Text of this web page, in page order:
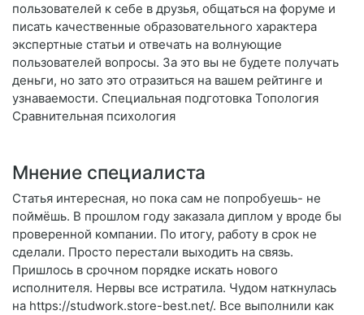
пользователей к себе в друзья, общаться на форуме и
писать качественные образовательного характера
экспертные статьи и отвечать на волнующие
пользователей вопросы. За это вы не будете получать
деньги, но зато это отразиться на вашем рейтинге и
узнаваемости. Специальная подготовка Топология
Сравнительная психология
Мнение специалиста
Статья интересная, но пока сам не попробуешь- не
поймёшь. В прошлом году заказала диплом у вроде бы
проверенной компании. По итогу, работу в срок не
сделали. Просто перестали выходить на связь.
Пришлось в срочном порядке искать нового
исполнителя. Нервы все истратила. Чудом наткнулась
на https://studwork.store-best.net/. Все выполнили как